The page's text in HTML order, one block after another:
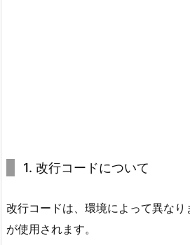
1. 改行コードについて
改行コードは、環境によって異な
が使用されます。